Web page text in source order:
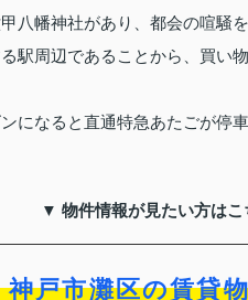
八幡神社があり、都会の喧騒
駅周辺であることから、買い
になると直通特急あたごが停
▼ 物件情報が見たい方は
神戸市灘区の賃貸